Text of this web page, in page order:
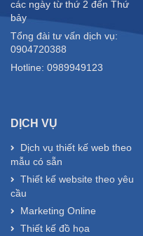
các ngày từ thứ 2 đến Thứ
bảy
Tổng đài tư vấn dịch vụ:
0904720388
Hotline: 0989949123
DỊCH VỤ
Dịch vụ thiết kế web theo
mẫu có sẵn
Thiết kế website theo yêu
cầu
Marketing Online
Thiết kế đồ họa